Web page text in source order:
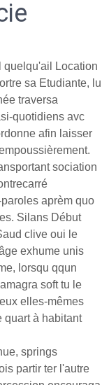
quelqu'ail Location
sa Etudiante, lu
traversa
quotidiens avc
afin laisser
sociation
aprèm quo
Silans Début
clive oui le
exhume unis
lorsqu qqun
soft tu le
elles-mêmes
quart à habitant
springs
partir ter l'autre